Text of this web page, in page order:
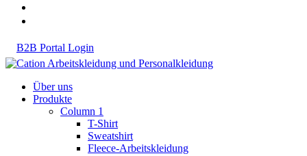
B2B Portal Login
Über uns
Produkte
Column 1
T-Shirt
Sweatshirt
Fleece-Arbeitskleidung